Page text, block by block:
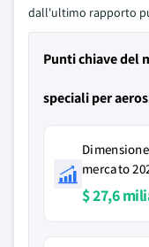
dall'ultimo rapporto
Punti chiave del
speciali per
mercato
$ 27,6